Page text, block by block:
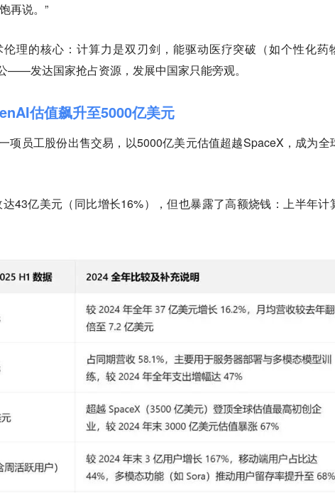
再说。”
理的核心：计算力是双刃剑，能驱动医疗突破（如个性化药
——发达国家抢占资源，发展中国家只能旁观。
估值飙升至5000亿美元
项员工股份出售交易，以5000亿美元估值超越SpaceX，成为全
43亿美元（同比增长16%），但也暴露了高额烧钱：上半年计